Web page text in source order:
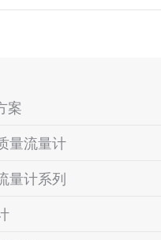
案
量流量计
量计系列